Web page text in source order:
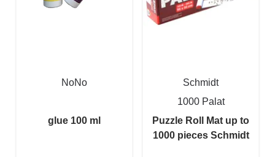
NoNo
glue 100 ml
Schmidt
1000 Palat
Puzzle Roll Mat up to
1000 pieces Schmidt